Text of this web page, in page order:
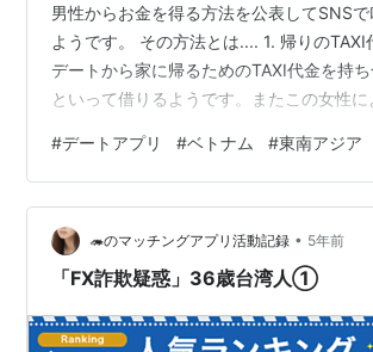
男性からお金を得る方法を公表してSNS
ようです。 その方法とは.... 1. 帰りのTAXI
デートから家に帰るためのTAXI代金を持
といって借りるようです。またこの女性に
の罰金を科す デートの待ち合わせに遅れる
500円くらいの罰金を科しているそうで
分遅刻して3,000,000VND(約15,000円）
と報告しています。 更にこの男性からは、
の家に来ないかと誘われたそうですが、…
#デートアプリ #ベトナム #東南アジア
🦔のマッチングアプリ活動記録 • 5年前
「FX詐欺疑惑」36歳台湾人①